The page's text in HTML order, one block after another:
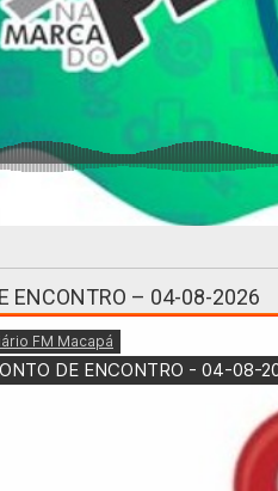
ENCONTRO – 04-08-2026